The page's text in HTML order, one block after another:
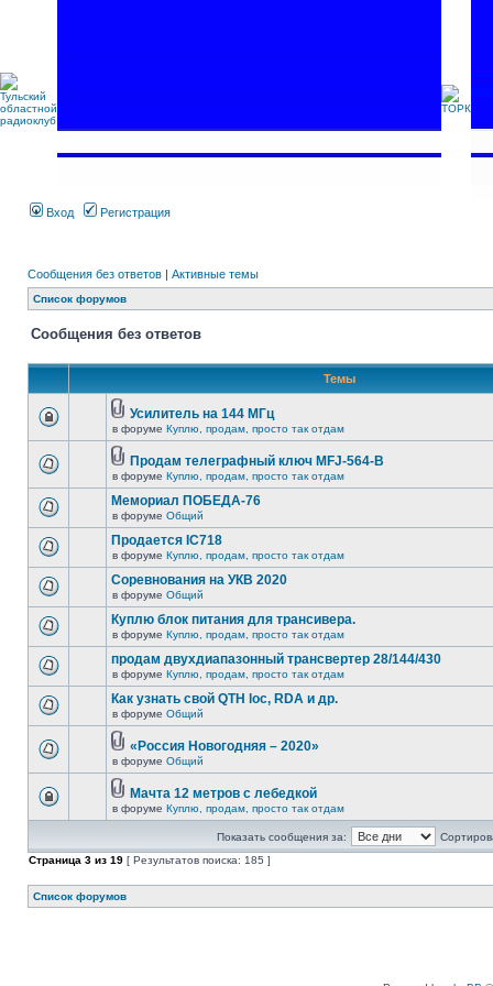
Вход Регистрация
Сообщения без ответов | Активные темы
Список форумов
Сообщения без ответов
Темы
Усилитель на 144 МГц
в форуме Куплю, продам, просто так отдам
Продам телеграфный ключ MFJ-564-B
в форуме Куплю, продам, просто так отдам
Мемориал ПОБЕДА-76
в форуме Общий
Продается IC718
в форуме Куплю, продам, просто так отдам
Соревнования на УКВ 2020
в форуме Общий
Куплю блок питания для трансивера.
в форуме Куплю, продам, просто так отдам
продам двухдиапазонный трансвертер 28/144/430
в форуме Куплю, продам, просто так отдам
Как узнать свой QTH loc, RDA и др.
в форуме Общий
«Россия Новогодняя – 2020»
в форуме Общий
Мачта 12 метров с лебедкой
в форуме Куплю, продам, просто так отдам
Показать сообщения за:
Страница 3 из 19 [ Результатов поиска: 185 ]
Список форумов